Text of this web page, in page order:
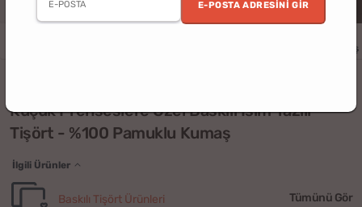
E-POSTA ADRESINI GIR
Kardeş
Küçük Prenseslere Özel Baskılı İsim Yazılı
Tişört - %100 Pamuklu Kumaş
İlgili Ürünler
Baskılı Tişört Ürünleri Tümünü Gör